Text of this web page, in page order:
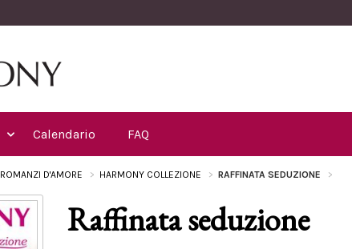
Calendario FAQ
ROMANZI D'AMORE HARMONY COLLEZIONE RAFFINATA SEDUZIONE
Raffinata seduzione